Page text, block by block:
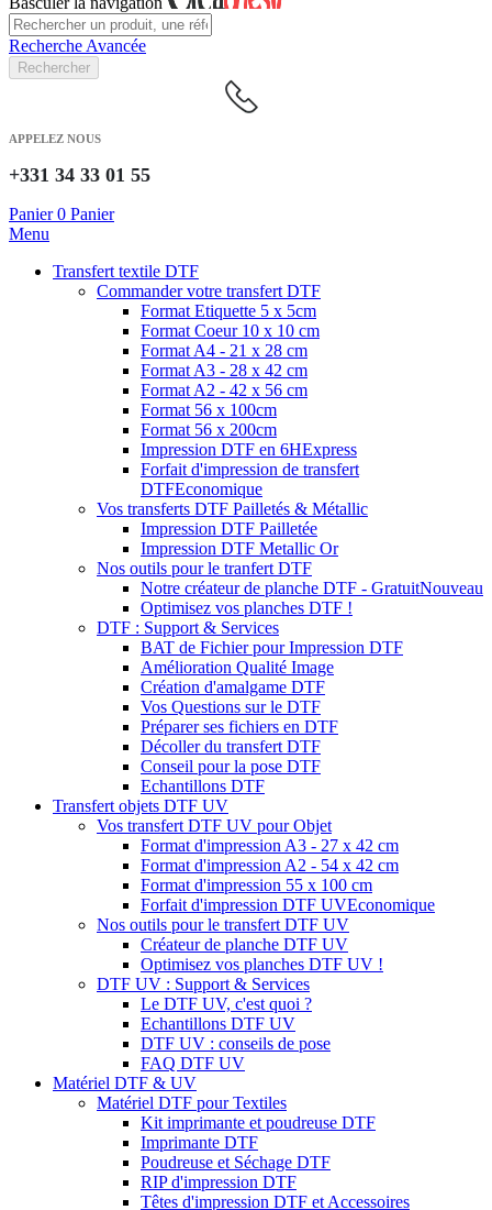
Recherche Avancée
Rechercher
APPELEZ NOUS
+331 34 33 01 55
Panier 0 Panier
Menu
Transfert textile DTF
Commander votre transfert DTF
Format Etiquette 5 x 5cm
Format Coeur 10 x 10 cm
Format A4 - 21 x 28 cm
Format A3 - 28 x 42 cm
Format A2 - 42 x 56 cm
Format 56 x 100cm
Format 56 x 200cm
Impression DTF en 6HExpress
Forfait d'impression de transfert
DTFEconomique
Vos transferts DTF Pailletés & Métallic
Impression DTF Pailletée
Impression DTF Metallic Or
Nos outils pour le tranfert DTF
Notre créateur de planche DTF - GratuitNouveau
Optimisez vos planches DTF !
DTF : Support & Services
BAT de Fichier pour Impression DTF
Amélioration Qualité Image
Création d'amalgame DTF
Vos Questions sur le DTF
Préparer ses fichiers en DTF
Décoller du transfert DTF
Conseil pour la pose DTF
Echantillons DTF
Transfert objets DTF UV
Vos transfert DTF UV pour Objet
Format d'impression A3 - 27 x 42 cm
Format d'impression A2 - 54 x 42 cm
Format d'impression 55 x 100 cm
Forfait d'impression DTF UVEconomique
Nos outils pour le transfert DTF UV
Créateur de planche DTF UV
Optimisez vos planches DTF UV !
DTF UV : Support & Services
Le DTF UV, c'est quoi ?
Echantillons DTF UV
DTF UV : conseils de pose
FAQ DTF UV
Matériel DTF & UV
Matériel DTF pour Textiles
Kit imprimante et poudreuse DTF
Imprimante DTF
Poudreuse et Séchage DTF
RIP d'impression DTF
Têtes d'impression DTF et Accessoires